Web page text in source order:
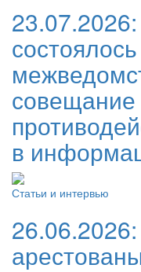
23.07.2026:
состоялось
в
Статьи и интервью
26.06.2026: